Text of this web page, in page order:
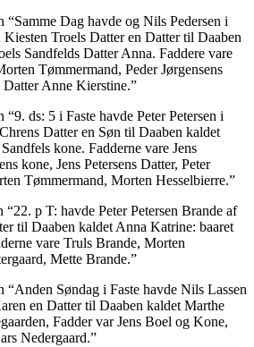
“Samme Dag havde og Nils Pedersen i
Troels Datter en Datter til Daaben
Sandfelds Datter Anna. Faddere vare
Tømmermand, Peder Jørgensens
Anne Kierstine.”
ds: 5 i Faste havde Peter Petersen i
Datter en Søn til Daaben kaldet
kone. Fadderne vare Jens
kone, Jens Petersens Datter, Peter
Tømmermand, Morten Hesselbierre.”
p T: havde Peter Petersen Brande af
til Daaben kaldet Anna Katrine: baaret
vare Truls Brande, Morten
Mette Brande.”
“Anden Søndag i Faste havde Nils Lassen
en Datter til Daaben kaldet Marthe
Fadder var Jens Boel og Kone,
Nedergaard.”